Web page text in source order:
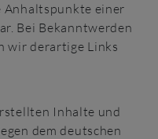
Anhaltspunkte einer
Bei Bekanntwerden
wir derartige Links
Inhalte und
dem deutschen